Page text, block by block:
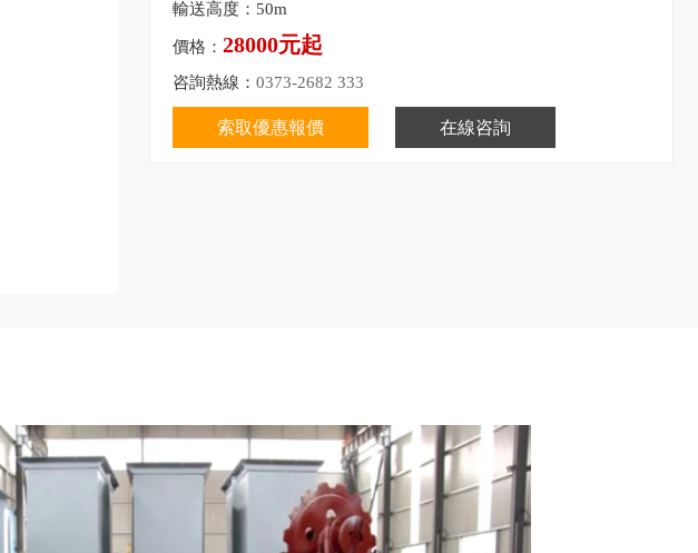
輸送高度：50m
價格： 28000元起
咨詢熱線： 0373-2682 333
索取優惠報價 在線咨詢